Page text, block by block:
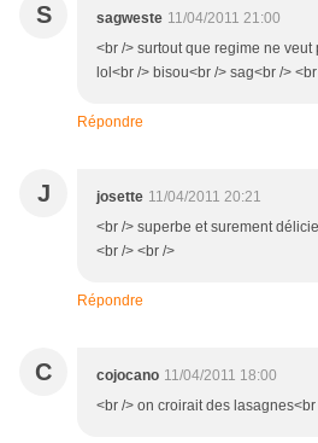
S sagweste 11/04/2011 21:00
<br /> surtout que regime ne
lol<br /> bisou<br /> sag<br />
Répondre
J josette 11/04/2011 20:21
<br /> superbe et surement
<br /> <br />
Répondre
C cojocano 11/04/2011 18:00
<br /> on croirait des lasagnes<br